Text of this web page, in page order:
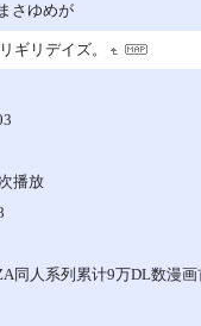
さゆめが
ギリデイズ。
播放
同人系列累计9万DL数漫